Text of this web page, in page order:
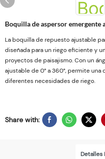
Boquilla de aspersor emergente
La boquilla de repuesto ajustable
diseñada para un riego eficiente y
proyectos de paisajismo. Con un
ajustable de 0° a 360°, permite
diferentes necesidades de riego.
Share with:
Detalles